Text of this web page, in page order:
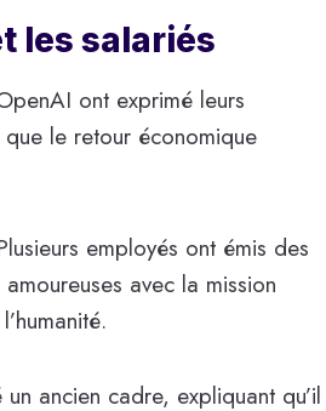
les salariés
ont exprimé leurs
le retour économique
employés ont émis des
avec la mission
ancien cadre, expliquant qu’il